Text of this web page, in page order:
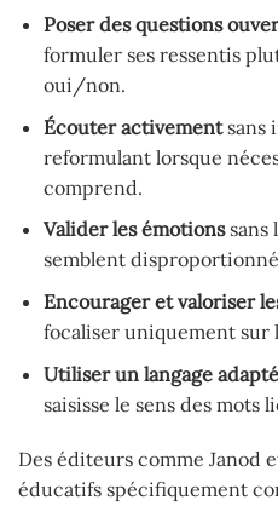
Poser des questions
formuler ses ressentis
oui/non.
Écouter activementsans
reformulant lorsque
comprend.
Valider les émotionssans
semblent
Encourager et valoriser
focaliser uniquement sur
Utiliser un langage adapté
saisisse le sens des mots
Des éditeurs comme Janod
éducatifs spécifiquement